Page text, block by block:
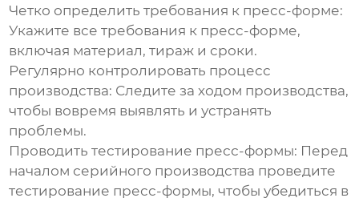
Четко определить требования к пресс-форме:
Укажите все требования к пресс-форме,
включая материал, тираж и сроки.
Регулярно контролировать процесс
производства: Следите за ходом производства,
чтобы вовремя выявлять и устранять
проблемы.
Проводить тестирование пресс-формы: Перед
началом серийного производства проведите
тестирование пресс-формы, чтобы убедиться в